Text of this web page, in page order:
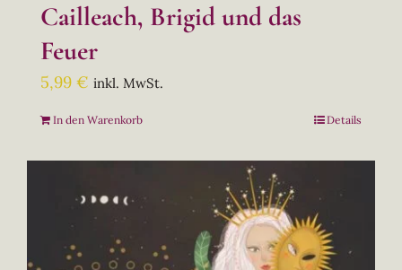
Cailleach, Brigid und das
Feuer
5,99 € inkl. MwSt.
In den Warenkorb Details